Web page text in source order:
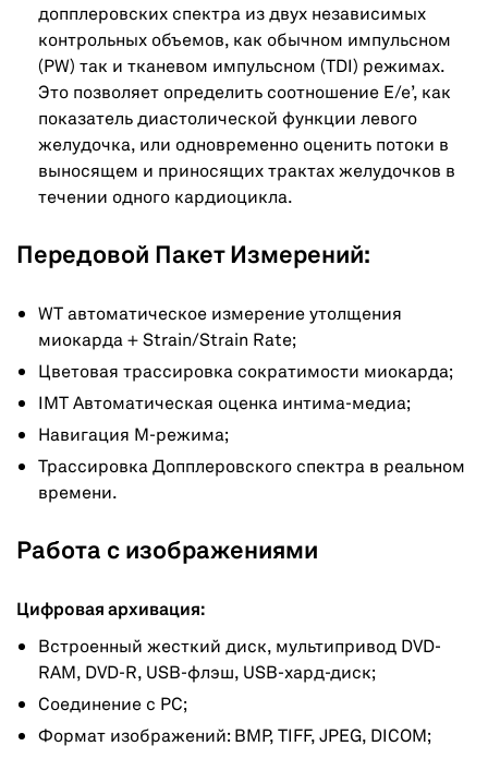
допплеровских спектра из двух независимых
контрольных объемов, как обычном импульсном
(PW) так и тканевом импульсном (TDI) режимах.
Это позволяет определить соотношение E/e’, как
показатель диастолической функции левого
желудочка, или одновременно оценить потоки в
выносящем и приносящих трактах желудочков в
течении одного кардиоцикла.
Передовой Пакет Измерений:
WT автоматическое измерение утолщения
миокарда + Strain/Strain Rate;
Цветовая трассировка сократимости миокарда;
IMT Автоматическая оценка интима-медиа;
Навигация М-режима;
Трассировка Допплеровского спектра в реальном
времени.
Работа с изображениями
Цифровая архивация:
Встроенный жесткий диск, мультипривод DVD-
RAM, DVD-R, USB-флэш, USB-хард-диск;
Соединение с PC;
Формат изображений: BMP, TIFF, JPEG, DICOM;